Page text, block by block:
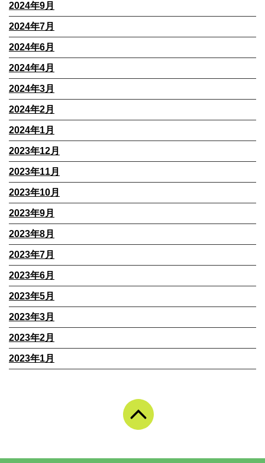
2024年9月
2024年7月
2024年6月
2024年4月
2024年3月
2024年2月
2024年1月
2023年12月
2023年11月
2023年10月
2023年9月
2023年8月
2023年7月
2023年6月
2023年5月
2023年3月
2023年2月
2023年1月